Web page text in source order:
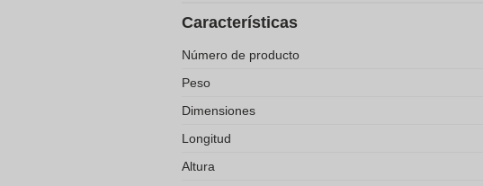
Características
Número de producto
Peso
Dimensiones
Longitud
Altura